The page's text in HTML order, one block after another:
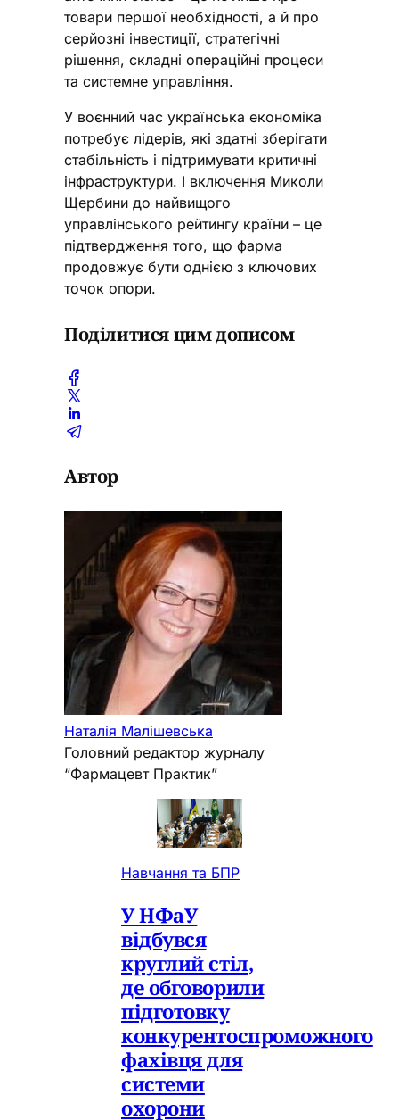
товари першої необхідності, а й про
серйозні інвестиції, стратегічні
рішення, складні операційні процеси
та системне управління.
У воєнний час українська економіка
потребує лідерів, які здатні зберігати
стабільність і підтримувати критичні
інфраструктури. І включення Миколи
Щербини до найвищого
управлінського рейтингу країни – це
підтвердження того, що фарма
продовжує бути однією з ключових
точок опори.
Поділитися цим дописом
Автор
Наталія Малішевська
Головний редактор журналу
“Фармацевт Практик”
Навчання та БПР
У НФаУ
відбувся
круглий стіл,
де обговорили
підготовку
конкурентоспроможного
фахівця для
системи
охорони